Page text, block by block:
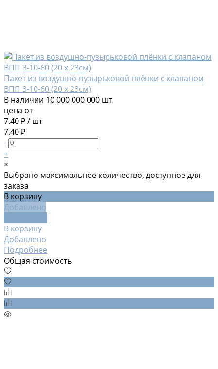
Пакет из воздушно-пузырьковой плёнки с клапаном
ВПП 3-10-60 (20 х 23см)
В наличии 10 000 000 000 шт
цена от
7.40 ₽/ шт
7.40 ₽
-
+
×
Выбрано максимальное количество, доступное для
заказа
В корзину
Добавлено
В корзину
Добавлено
Подробнее
Общая стоимость